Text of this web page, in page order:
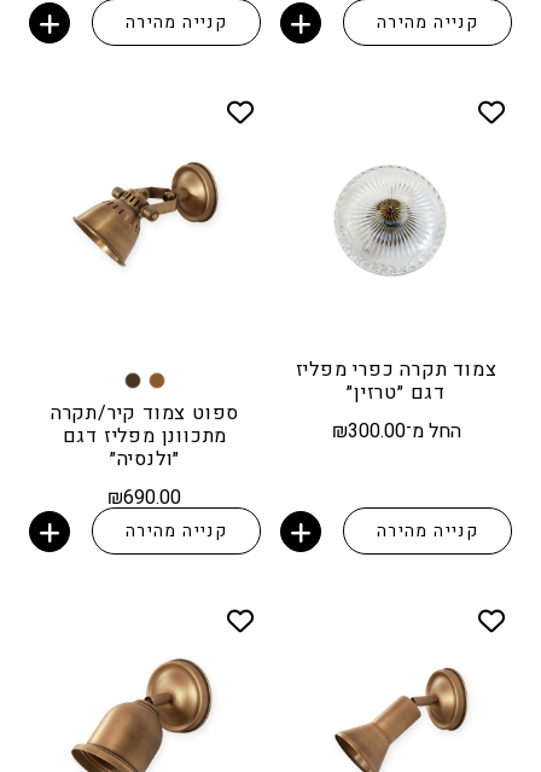
קנייה מהירה קנייה מהירה
צמוד תקרה כפרי מפליז
דגם ״טרזין״
החל מ־
₪300.00
קנייה מהירה
ספוט צמוד קיר/תקרה
מתכוונן מפליז דגם
״ולנסיה״
₪690.00
קנייה מהירה